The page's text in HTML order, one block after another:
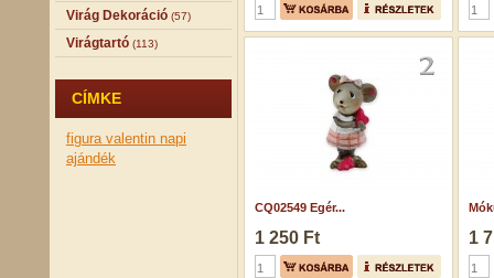
Virág Dekoráció (57)
Virágtartó (113)
CÍMKE
figura valentin napi
ajándék
CQ02549 Egér...
1 250 Ft 1